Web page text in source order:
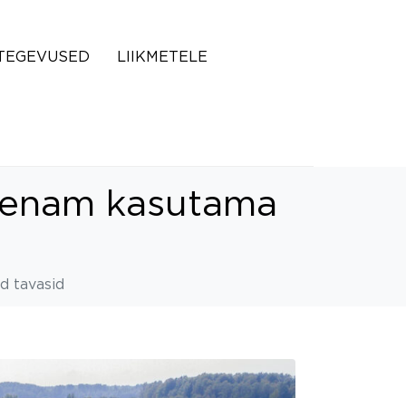
LIIKMETELE
kasutama
tavasid